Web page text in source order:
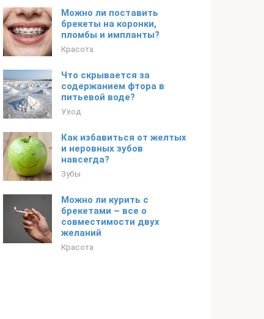
Можно ли поставить
брекеты на коронки,
пломбы и импланты?
Красота
Что скрывается за
содержанием фтора в
питьевой воде?
Уход
Как избавиться от желтых
и неровных зубов
навсегда?
Зубы
Можно ли курить с
брекетами – все о
совместимости двух
желаний
Красота